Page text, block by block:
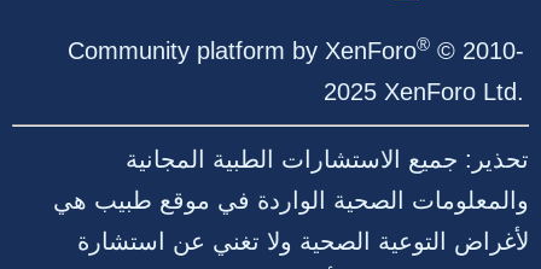
Community platform by XenForo® © 2010-
2025 XenForo Ltd.
تحذير: جميع الاستشارات الطبية المجانية
والمعلومات الصحية الواردة في موقع طبيب هي
لأغراض التوعية الصحية ولا تغني عن استشارة